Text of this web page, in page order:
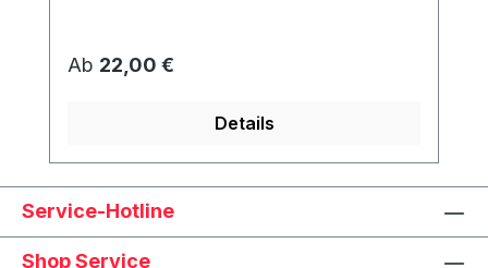
Regulärer Preis:
Ab 22,00 €
Details
Service-Hotline
Shop Service